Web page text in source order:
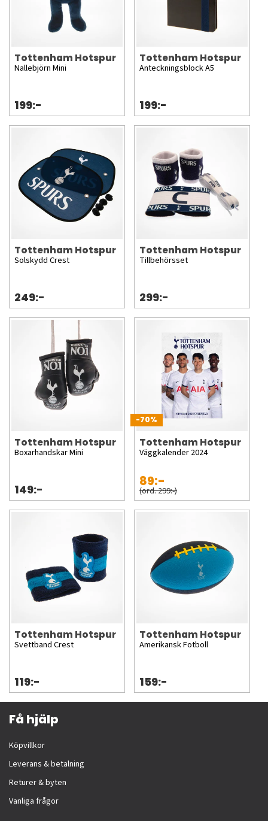
Tottenham Hotspur
Nallebjörn Mini
199:-
Tottenham Hotspur
Anteckningsblock A5
199:-
Tottenham Hotspur
Solskydd Crest
249:-
Tottenham Hotspur
Tillbehörsset
299:-
Tottenham Hotspur
Boxarhandskar Mini
149:-
-70%
Tottenham Hotspur
Väggkalender 2024
89:-
(ord. 299:-)
Tottenham Hotspur
Svettband Crest
119:-
Tottenham Hotspur
Amerikansk Fotboll
159:-
Få hjälp
Köpvillkor
Leverans & betalning
Returer & byten
Vanliga frågor